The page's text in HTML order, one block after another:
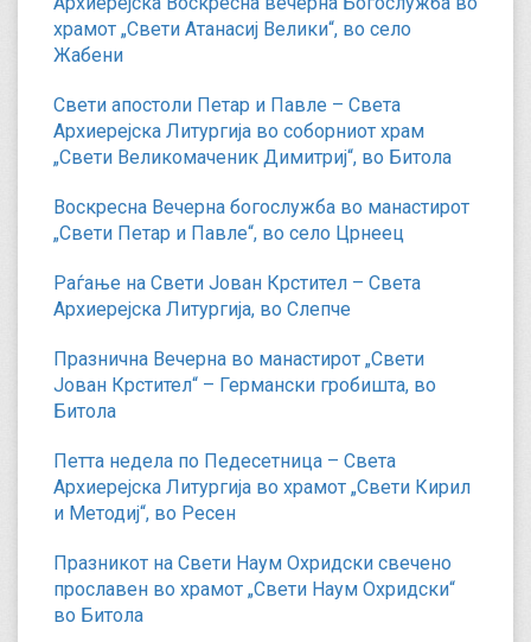
храмот „Свети Атанасиј Велики“, во село
Жабени
Свети апостоли Петар и Павле – Света
Архиерејска Литургија во соборниот храм
„Свети Великомаченик Димитриј“, во Битола
Воскресна Вечерна богослужба во манастирот
„Свети Петар и Павле“, во село Црнеец
Раѓање на Свети Јован Крстител – Света
Архиерејска Литургија, во Слепче
Празнична Вечерна во манастирот „Свети
Јован Крстител“ – Германски гробишта, во
Битола
Петта недела по Педесетница – Света
Архиерејска Литургија во храмот „Свети Кирил
и Методиј“, во Ресен
Празникот на Свети Наум Охридски свечено
прославен во храмот „Свети Наум Охридски“
во Битола